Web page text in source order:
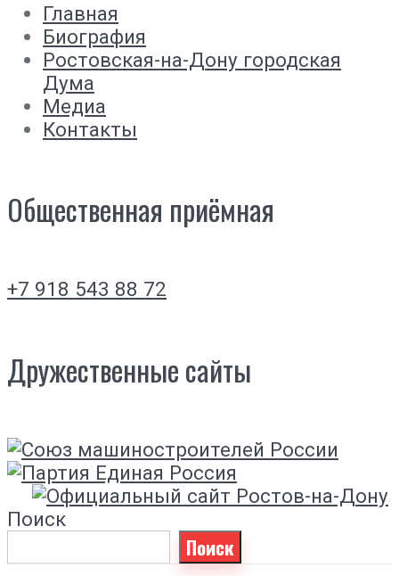
Главная
Биография
Ростовская-на-Дону городская
Дума
Медиа
Контакты
Общественная приёмная
+7 918 543 88 72
Дружественные сайты
Поиск
Поиск